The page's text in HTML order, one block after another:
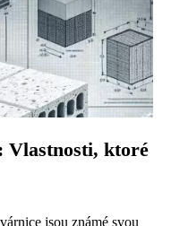
Vlastnosti, ktoré
jsou známé svou